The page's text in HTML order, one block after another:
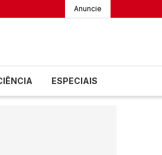
Anuncie
ESPECIAIS